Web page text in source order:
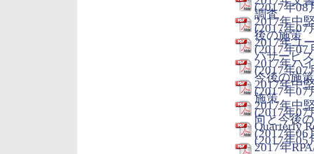
(2017年08
調査
(2017年07
2017年中
後の施策
(2017年07
2017年ユ
バサービ
(2017年07
2017年ハ
今後の施策
(2017年07
2017年中
施策
(2017年07
2017年中
向と今後
(2017年06
Quarterly
(2017年05
2017年